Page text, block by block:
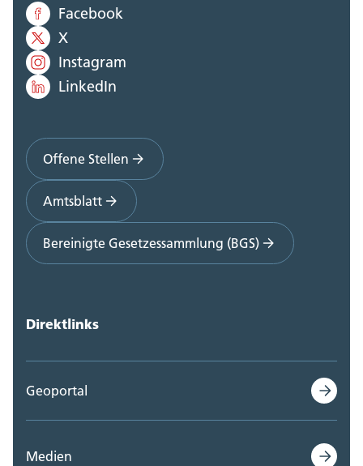
Facebook
X
Instagram
LinkedIn
Offene Stellen
Amtsblatt
Bereinigte Gesetzessammlung (BGS)
Direktlinks
Geoportal
Medien